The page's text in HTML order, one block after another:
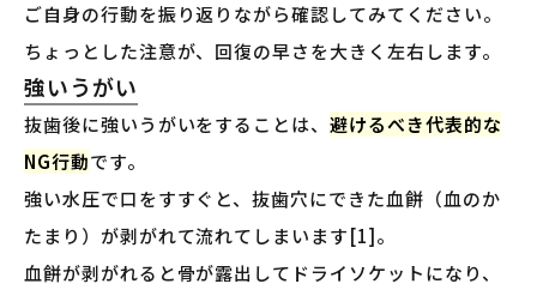
ご自身の行動を振り返りながら確認してみてください。
ちょっとした注意が、回復の早さを大きく左右します。
強いうがい
抜歯後に強いうがいをすることは、 避けるべき代表的な
NG行動です。
強い水圧で口をすすぐと、抜歯穴にできた血餅（血のか
たまり）が剥がれて流れてしまいます[1]。
血餅が剥がれると骨が露出してドライソケットになり、